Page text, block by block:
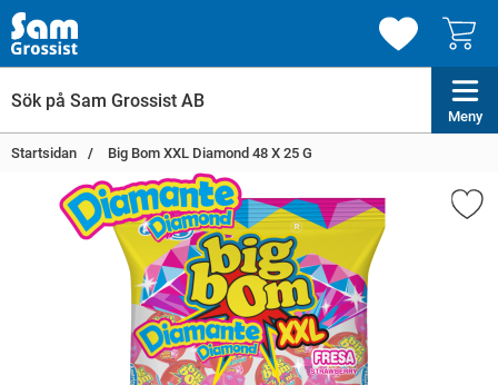
Meny
Startsidan Big Bom XXL Diamond 48 X 25 G